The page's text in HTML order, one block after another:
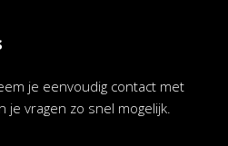
je eenvoudig contact met
vragen zo snel mogelijk.